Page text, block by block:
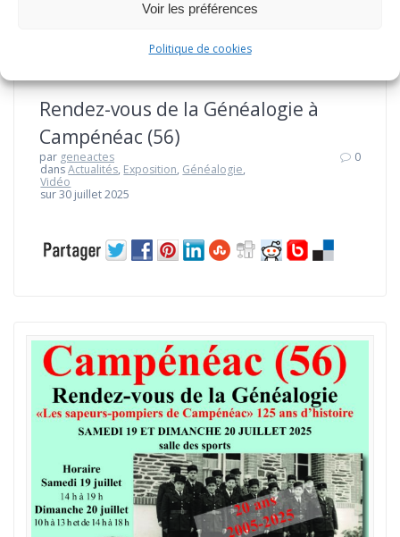
Voir les préférences
Politique de cookies
Rendez-vous de la Généalogie à
Campénéac (56)
par geneactes
dansActualités, Exposition, Généalogie,
Vidéo
sur 30 juillet 2025
0